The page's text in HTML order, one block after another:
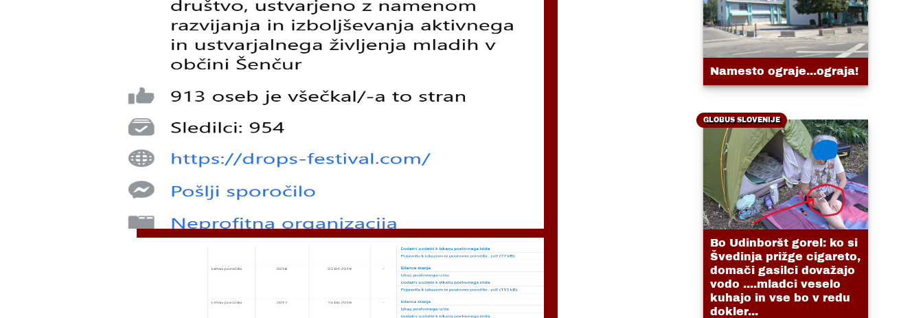
Namesto ograje...ograja!
GLOBUS SLOVENIJE
Bo Udinboršt gorel: ko si
Švedinja prižge cigareto,
domači gasilci dovažajo
vodo ....mladci veselo
kuhajo in vse bo v redu
dokler...